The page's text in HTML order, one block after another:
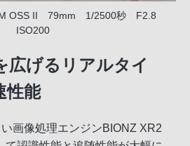
OSS II 79mm 1/2500秒 F2.8
ISO200
広げるリアルタイ
性能
画像処理エンジンBIONZ XR2